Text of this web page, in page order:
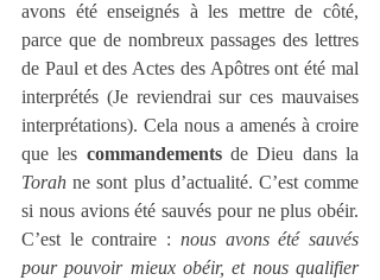
avons été enseignés à les mettre de côté,
parce que de nombreux passages des lettres
de Paul et des Actes des Apôtres ont été mal
interprétés (Je reviendrai sur ces mauvaises
interprétations). Cela nous a amenés à croire
que les commandements
Torah ne sont plus d’actualité. C’est comme
si nous avions été sauvés pour ne plus obéir.
C’est le contraire : nous avons été sauvés
pour pouvoir mieux obéir, et nous qualifier